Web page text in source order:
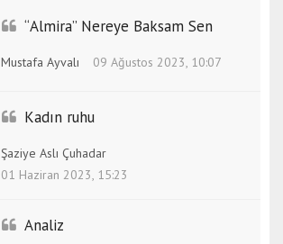
“Almira” Nereye Baksam Sen
Mustafa Ayvalı 09 Ağustos 2023, 10:07
Kadın ruhu
Şaziye Aslı Çuhadar
01 Haziran 2023, 15:23
Analiz